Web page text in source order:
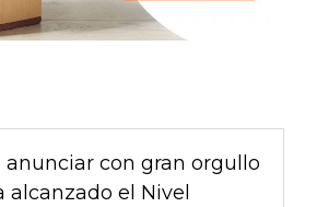
anunciar con gran orgullo
alcanzado el Nivel